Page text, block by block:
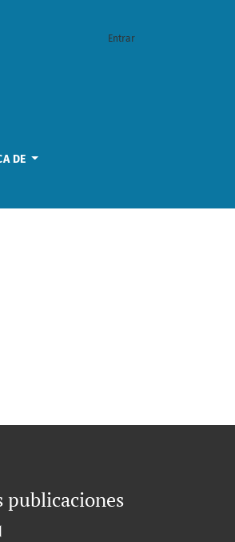
DE
Entrar
publicaciones